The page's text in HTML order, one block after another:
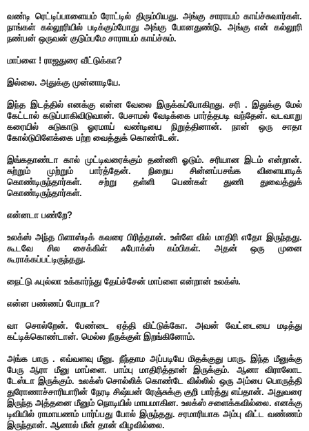
வண்டி ரெட்டிப்பாளையம் ரோட்டில் திரும்பியது. அங்கு சாராயம் காய்ச்சுவார்கள்.
நாங்கள் கல்லூரியில் படிக்கும்போது அங்கு போனதுண்டு. அங்கு என் கல்லூரி
நண்பன் ஒருவன் குடும்பமே சாராயம் காய்ச்சும்.
மாப்ளை ! ராஜதுரை வீட்டுக்கா?
இல்லை. அதுக்கு முன்னாடியே.
இந்த இடத்தில் எனக்கு என்ன வேலை இருக்கப்போகிறது. சரி . இதுக்கு மேல்
கேட்டால் கடுப்பாகிவிடுவான். பேசாமல் வேடிக்கை பார்த்தபடி வந்தேன். வடவாறு
கரையில் சுடுகாடு ஓரமாய் வண்டியை நிறுத்தினான். நான் ஒரு சாதா
கோல்டுபிளேக்கை பற்ற வைத்துக் கொண்டேன்.
இங்கதாண்டா கால் முட்டிவரைக்கும் தண்ணி ஓடும். சரியான இடம் என்றான்.
சுற்றும் முற்றும் பார்த்தேன். நிறைய சின்னப்பசங்க விளையாடிக்
கொண்டிருந்தார்கள். சற்று தள்ளி பெண்கள் துணி துவைத்துக்
கொண்டிருந்தார்கள்.
என்னடா பண்றே?
உலக்ஸ் அந்த பிளாஸ்டிக் கவரை பிரித்தான். உள்ளே வில் மாதிரி எதோ இருந்தது.
கூடவே சில சைக்கிள் ஃபோக்ஸ் கம்பிகள். அதன் ஒரு முனை
கூராக்கப்பட்டிருந்தது.
நைட்டு ஃபுல்லா உக்கார்ந்து தேய்ச்சேன் மாப்ளை என்றான் உலக்ஸ்.
என்ன பண்ணப் போறடா?
வா சொல்றேன். பேண்டை ஏத்தி விட்டுக்கோ. அவன் வேட்டையை மடித்து
கட்டிக்கொண்டான். மெல்ல நீருக்குள் இறங்கினோம்.
அங்க பாரு . எவ்வளவு மீனு. நீந்தாம அப்படியே மிதக்குது பாரு. இந்த மீனுக்கு
பேரு ஆரா மீனு மாப்ளை. பாம்பு மாதிரித்தான் இருக்கும். ஆனா விராலோட
டேஸ்டா இருக்கும். உலக்ஸ் சொல்லிக் கொண்டே வில்லில் ஒரு அம்பை பொருத்தி
துரோணாச்சாரியாரின் நேரடி சிஷ்யன் ரேஞ்சுக்கு குறி பார்த்து எய்தான். அதுவரை
இருந்த அத்தனை மீனும் நொடியில் மாயமாகின. உலக்ஸ் சளைக்கவில்லை. எனக்கு
டிவியில் ராமாயணம் பார்ப்பது போல் இருந்தது. சரமாரியாக அம்பு விட்ட வண்ணம்
இருந்தான். ஆனால் மீன் தான் விழவில்லை.